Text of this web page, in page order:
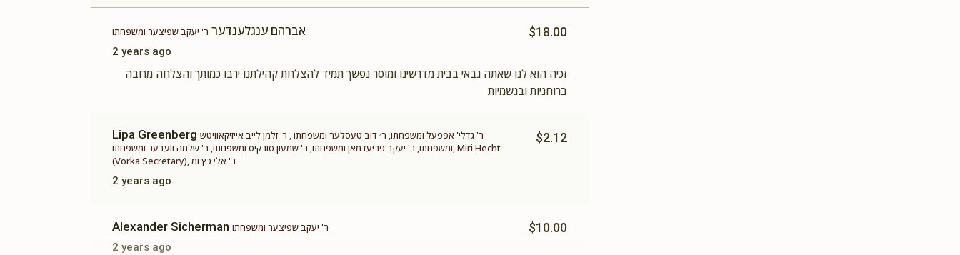
$100.00
אברהם ענגלענדער ר' יעקב שפיצער ומשפחתו
2 years ago
$18.00
זכיה הוא לנו שאתה גבאי בבית מדרשינו ומוסר נפשך תמיד להצלחת קהילתנו ירבו כמותך והצלחה מרובה
ברוחניות ובגשמיות
Lipa Greenberg ר' גדלי' אפפעל ומשפחתו, ר׳ דוב טעסלער ומשפחתו , ר' זלמן לייב אייזיקאוויטש
ומשפחתו, ר' יעקב פריעדמאן ומשפחתו, ר' שמעון סורקיס ומשפחתו, ר' שלמה וועבער ומשפחתו, Miri Hecht
(Vorka Secretary), ר' אלי כץ ומ
2 years ago
$2.12
Alexander Sicherman ר' יעקב שפיצער ומשפחתו
2 years ago
$10.00